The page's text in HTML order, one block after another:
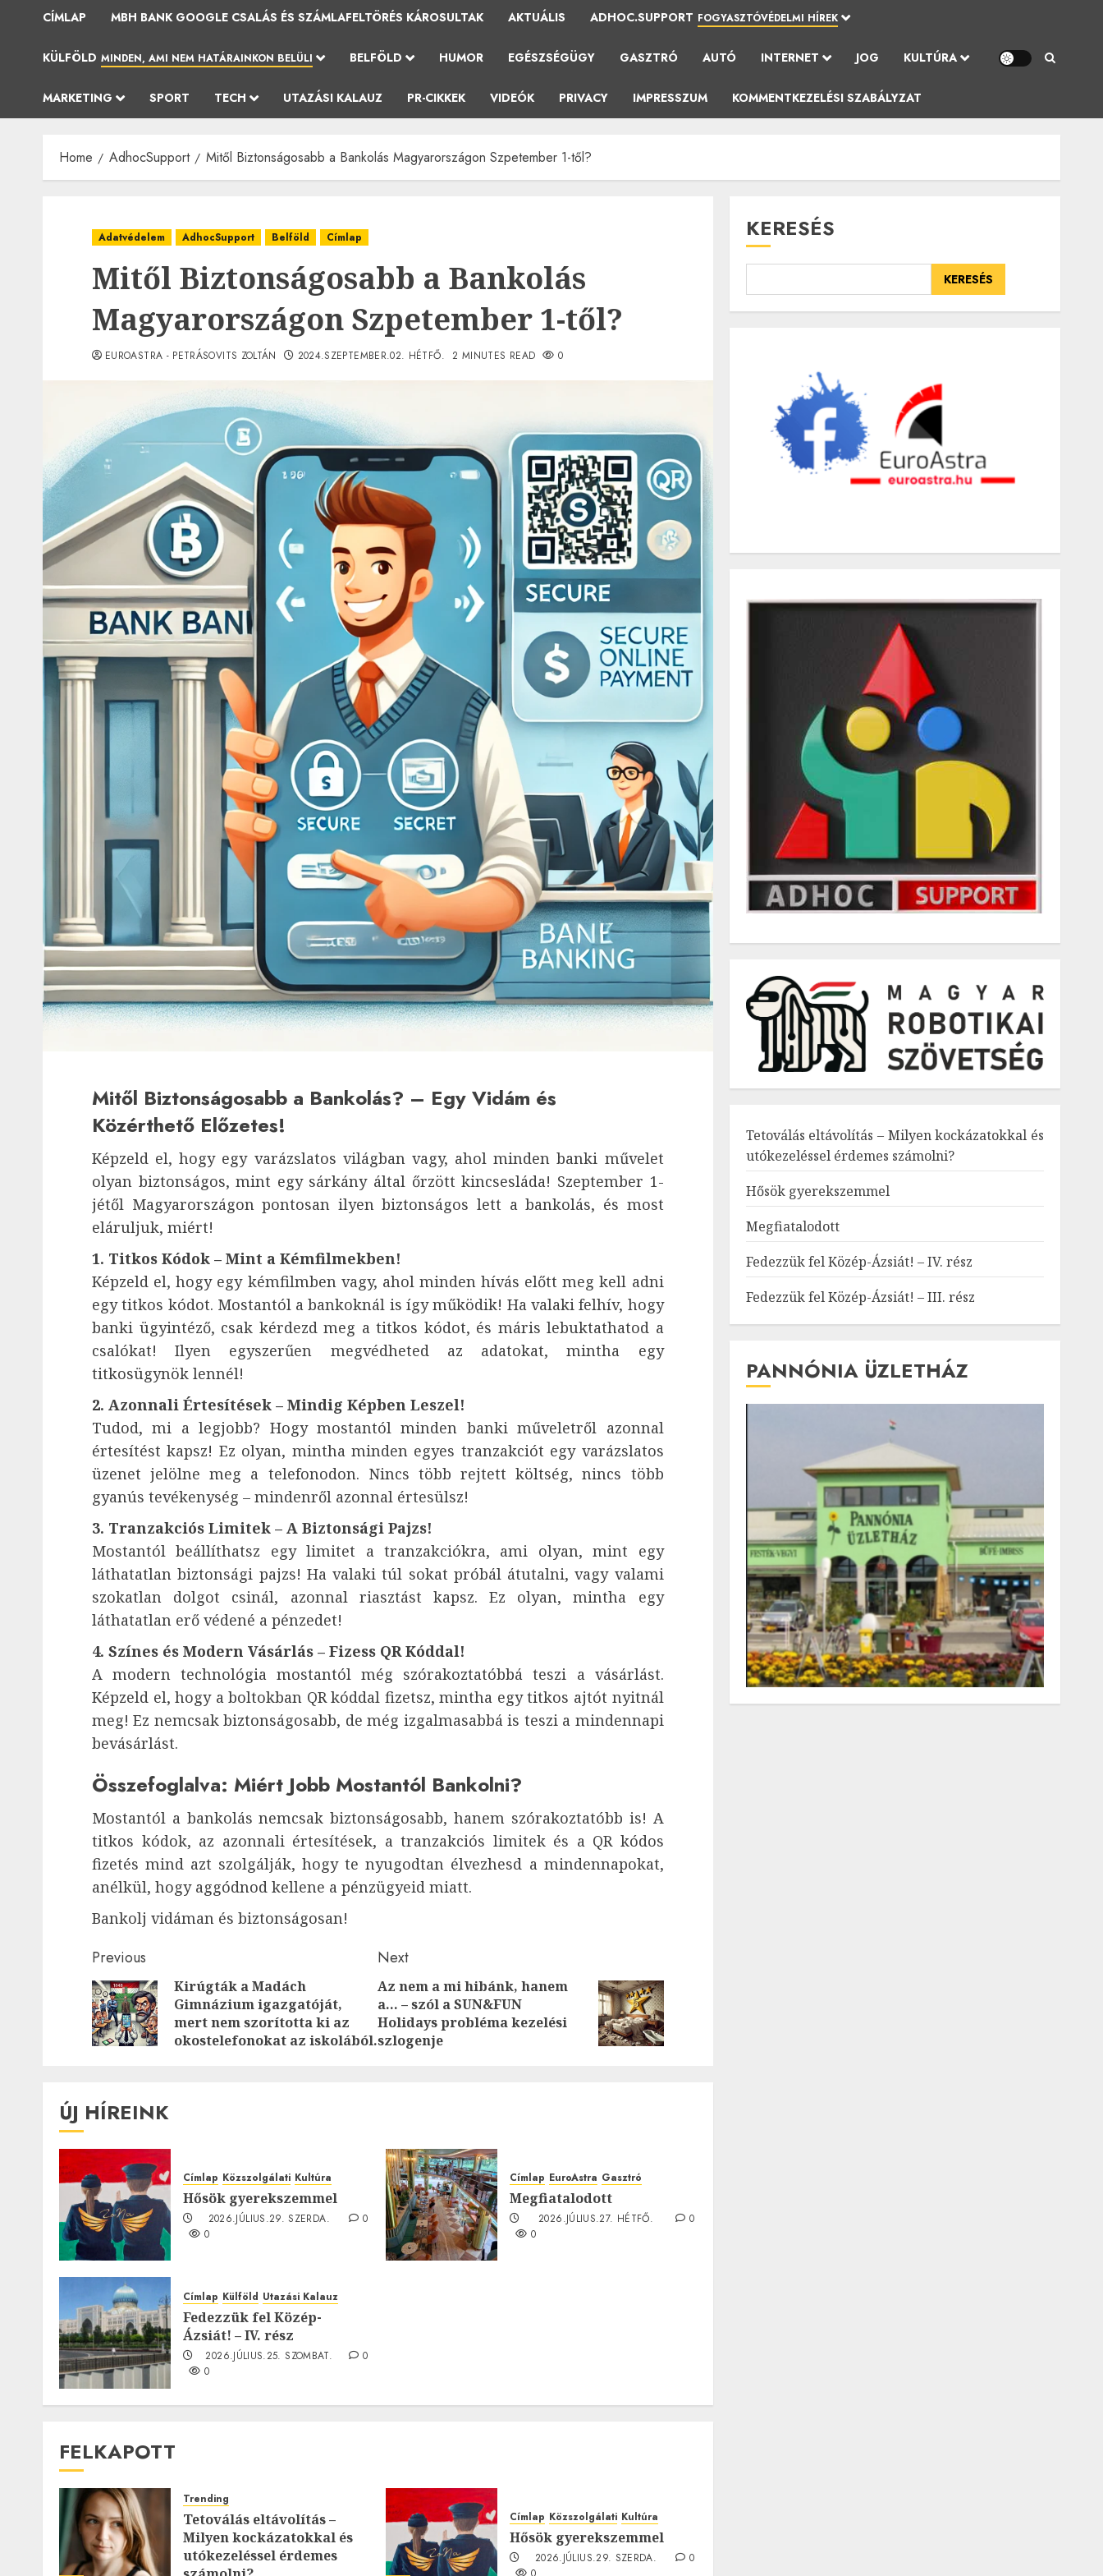
CÍMLAP MBH BANK GOOGLE CSALÁS ÉS SZÁMLAFELTÖRÉS KÁROSULTAK AKTUÁLIS ADHOC.SUPPORT FOGYASZTÓVÉDELMI HÍREK
KÜLFÖLD MINDEN, AMI NEM HATÁRAINKON BELÜLI BELFÖLD HUMOR EGÉSZSÉGÜGY GASZTRÓ AUTÓ INTERNET JOG KULTÚRA
MARKETING SPORT TECH UTAZÁSI KALAUZ PR-CIKKEK VIDEÓK PRIVACY IMPRESSZUM KOMMENTKEZELÉSI SZABÁLYZAT
Home AdhocSupport Mitől Biztonságosabb a Bankolás Magyarországon Szpetember 1-től?
Adatvédelem AdhocSupport Belföld Címlap
Mitől Biztonságosabb a Bankolás
Magyarországon Szpetember 1-től?
EUROASTRA - PETRÁSOVITS ZOLTÁN 2024.SZEPTEMBER.02. HÉTFŐ. 2 MINUTES READ 0
Mitől Biztonságosabb a Bankolás? – Egy Vidám és
Közérthető Előzetes!
Képzeld el, hogy egy varázslatos világban vagy, ahol minden banki művelet
olyan biztonságos, mint egy sárkány által őrzött kincsesláda! Szeptember 1-
jétől Magyarországon pontosan ilyen biztonságos lett a bankolás, és most
eláruljuk, miért!
1. Titkos Kódok – Mint a Kémfilmekben!
Képzeld el, hogy egy kémfilmben vagy, ahol minden hívás előtt meg kell adni
egy titkos kódot. Mostantól a bankoknál is így működik! Ha valaki felhív, hogy
banki ügyintéző, csak kérdezd meg a titkos kódot, és máris lebuktathatod a
csalókat! Ilyen egyszerűen megvédheted az adatokat, mintha egy
titkosügynök lennél!
2. Azonnali Értesítések – Mindig Képben Leszel!
Tudod, mi a legjobb? Hogy mostantól minden banki műveletről azonnal
értesítést kapsz! Ez olyan, mintha minden egyes tranzakciót egy varázslatos
üzenet jelölne meg a telefonodon. Nincs több rejtett költség, nincs több
gyanús tevékenység – mindenről azonnal értesülsz!
3. Tranzakciós Limitek – A Biztonsági Pajzs!
Mostantól beállíthatsz egy limitet a tranzakciókra, ami olyan, mint egy
láthatatlan biztonsági pajzs! Ha valaki túl sokat próbál átutalni, vagy valami
szokatlan dolgot csinál, azonnal riasztást kapsz. Ez olyan, mintha egy
láthatatlan erő védené a pénzedet!
4. Színes és Modern Vásárlás – Fizess QR Kóddal!
A modern technológia mostantól még szórakoztatóbbá teszi a vásárlást.
Képzeld el, hogy a boltokban QR kóddal fizetsz, mintha egy titkos ajtót nyitnál
meg! Ez nemcsak biztonságosabb, de még izgalmasabbá is teszi a mindennapi
bevásárlást.
Összefoglalva: Miért Jobb Mostantól Bankolni?
Mostantól a bankolás nemcsak biztonságosabb, hanem szórakoztatóbb is! A
titkos kódok, az azonnali értesítések, a tranzakciós limitek és a QR kódos
fizetés mind azt szolgálják, hogy te nyugodtan élvezhesd a mindennapokat,
anélkül, hogy aggódnod kellene a pénzügyeid miatt.
Bankolj vidáman és biztonságosan!
Post
navigation
Previous
Previous
post:
Kirúgták a Madách
Gimnázium igazgatóját,
mert nem szorította ki az
okostelefonokat az iskolából.
Next
Next
post:
Az nem a mi hibánk, hanem
a… – szól a SUN&FUN
Holidays probléma kezelési
szlogenje
ÚJ HÍREINK
Címlap Közszolgálati Kultúra
Hősök gyerekszemmel
2026.JÚLIUS.29. SZERDA.
0
0
Címlap EuroAstra Gasztró
Megfiatalodott
2026.JÚLIUS.27. HÉTFŐ.
0
0
Címlap Külföld Utazási Kalauz
Fedezzük fel Közép-
Ázsiát! – IV. rész
2026.JÚLIUS.25. SZOMBAT.
0
0
FELKAPOTT
Trending
Tetoválás eltávolítás –
Milyen kockázatokkal és
utókezeléssel érdemes
Címlap Közszolgálati Kultúra
Hősök gyerekszemmel
2026.JÚLIUS.29. SZERDA.
0
KERESÉS
KERESÉS
Tetoválás eltávolítás – Milyen kockázatokkal és
utókezeléssel érdemes számolni?
Hősök gyerekszemmel
Megfiatalodott
Fedezzük fel Közép-Ázsiát! – IV. rész
Fedezzük fel Közép-Ázsiát! – III. rész
PANNÓNIA ÜZLETHÁZ